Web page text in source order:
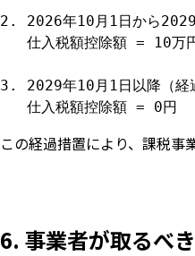
2. 2026年10月1日から2029
仕入税額控除額 = 10
3. 2029年10月1日以降（経
   仕入税額控除額 = 0円
この経過措置により、課税事
6. 事業者が取るべ